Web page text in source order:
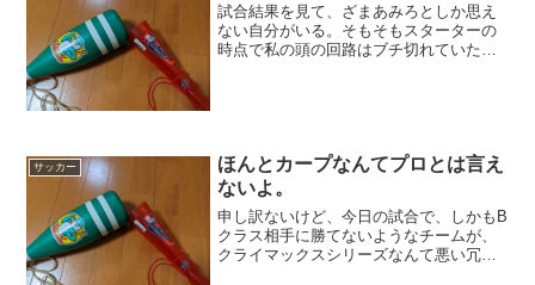
試合結果を見て、ざまあみろとしか思え
ない自分がいる。そもそもスターターの
時点で私の頭の回路はブチ切れていた。5
サッカー
ほんとカープなんてプロとは言え
ないよ。
申し訳ないけど、今日の試合で、しかもB
クラス相手に勝てないようなチームが、
クライマックスシリーズなんて悪い冗談